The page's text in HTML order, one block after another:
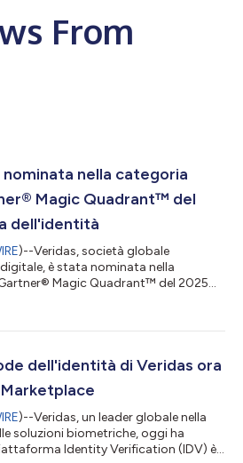
From
nominata nella categoria
Magic Quadrant™ del
dell'identità
)--Veridas, società globale
è stata nominata nella
Magic Quadrant™ del 2025
e operativa a livello globale,
Gartner definisce come Visionaries
dell'identità di Veridas ora
)--Veridas, un leader globale nella
soluzioni biometriche, oggi ha
Identity Verification (IDV) è